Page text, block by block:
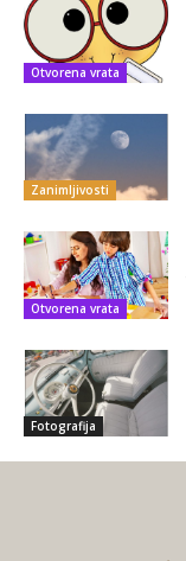
Otvorena vrata
Zanimljivosti
Otvorena vrata
Fotografija